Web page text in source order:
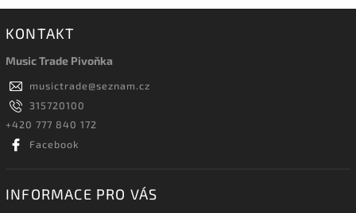
KONTAKT
Music Trade Pivoňka
musictrade@seznam.cz
315720100
+420 777 840 172
Facebook
INFORMACE PRO VÁS